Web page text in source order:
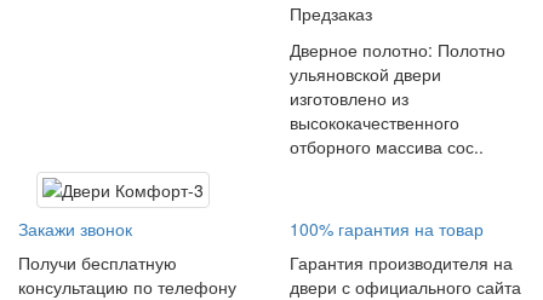
Предзаказ
Дверное полотно: Полотно
ульяновской двери
изготовлено из
высококачественного
отборного массива сос..
Закажи звонок
Получи бесплатную
консультацию по телефону
100% гарантия на товар
Гарантия производителя на
двери с официального сайта